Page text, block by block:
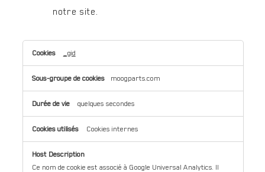
notre site.
,Cookies
pour
une
publicité
ciblée,Cookies
_gid
moogparts.com
quelques secondes
Cookies internes
Ce nom de cookie est associé à Google Universal Analytics. Il